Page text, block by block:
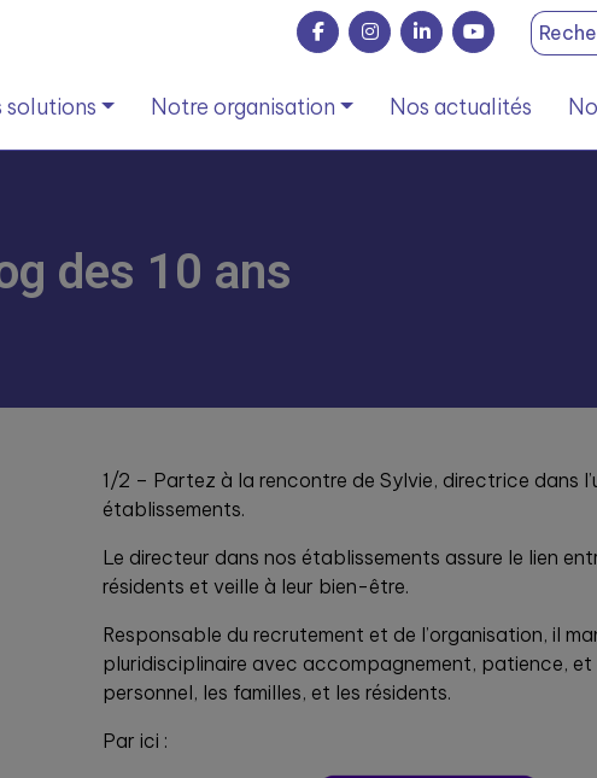
Search
for:
solutions Notre organisation Nos actualités
des 10 ans
1/2 – Partez à la rencontre de Sylvie, directrice dans
établissements.
Le directeur dans nos établissements assure le lien
résidents et veille à leur bien-être.
Responsable du recrutement et de l’organisation, il
pluridisciplinaire avec accompagnement, patience,
personnel, les familles, et les résidents.
Par ici :